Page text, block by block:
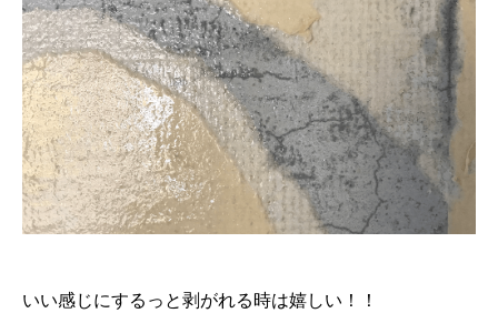
いい感じにするっと剥がれる時は嬉しい！！